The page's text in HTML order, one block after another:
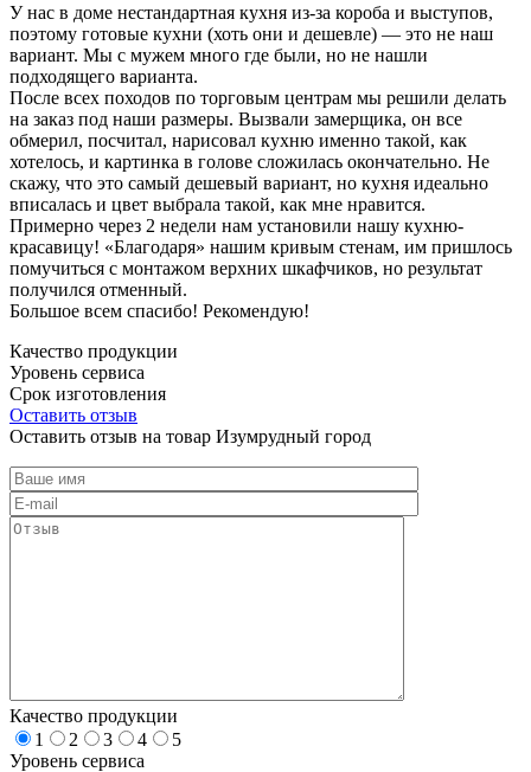
У нас в доме нестандартная кухня из-за короба и выступов,
поэтому готовые кухни (хоть они и дешевле) — это не наш
вариант. Мы с мужем много где были, но не нашли
подходящего варианта.
После всех походов по торговым центрам мы решили делать
на заказ под наши размеры. Вызвали замерщика, он все
обмерил, посчитал, нарисовал кухню именно такой, как
хотелось, и картинка в голове сложилась окончательно. Не
скажу, что это самый дешевый вариант, но кухня идеально
вписалась и цвет выбрала такой, как мне нравится.
Примерно через 2 недели нам установили нашу кухню-
красавицу! «Благодаря» нашим кривым стенам, им пришлось
помучиться с монтажом верхних шкафчиков, но результат
получился отменный.
Большое всем спасибо! Рекомендую!
Качество продукции
Уровень сервиса
Срок изготовления
Оставить отзыв
Оставить отзыв на товар Изумрудный город
Качество продукции
1
2 3 4
5
Уровень сервиса